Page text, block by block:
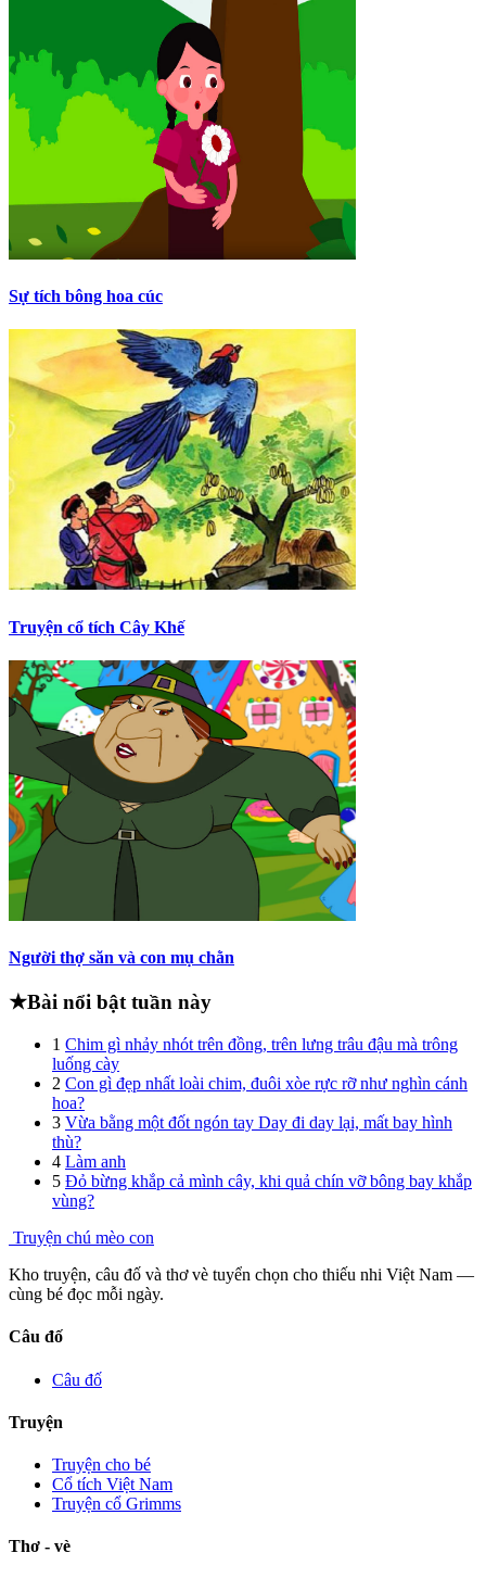
Sự tích bông hoa cúc
Truyện cổ tích Cây Khế
Người thợ săn và con mụ chằn
★Bài nổi bật tuần này
1 Chim gì nhảy nhót trên đồng, trên lưng trâu đậu mà trông
luống cày
2 Con gì đẹp nhất loài chim, đuôi xòe rực rỡ như nghìn cánh
hoa?
3 Vừa bằng một đốt ngón tay Day đi day lại, mất bay hình
thù?
4 Làm anh
5 Đỏ bừng khắp cả mình cây, khi quả chín vỡ bông bay khắp
vùng?
Truyện chú mèo con
Kho truyện, câu đố và thơ vè tuyển chọn cho thiếu nhi Việt Nam —
cùng bé đọc mỗi ngày.
Câu đố
Câu đố
Truyện
Truyện cho bé
Cổ tích Việt Nam
Truyện cổ Grimms
Thơ - vè